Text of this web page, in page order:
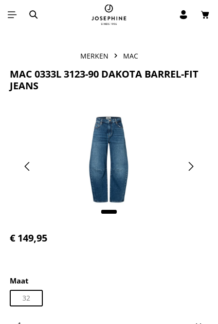
Ga naar de hoofdinhoud
MERKEN MAC
MAC 0333L 3123-90 DAKOTA BARREL-FIT
JEANS
Afbeeldingengalerij overslaan
Normale prijs:
€ 149,95
Selecteer
Maat
32
Producthoeveelheid: Voer de gewenste